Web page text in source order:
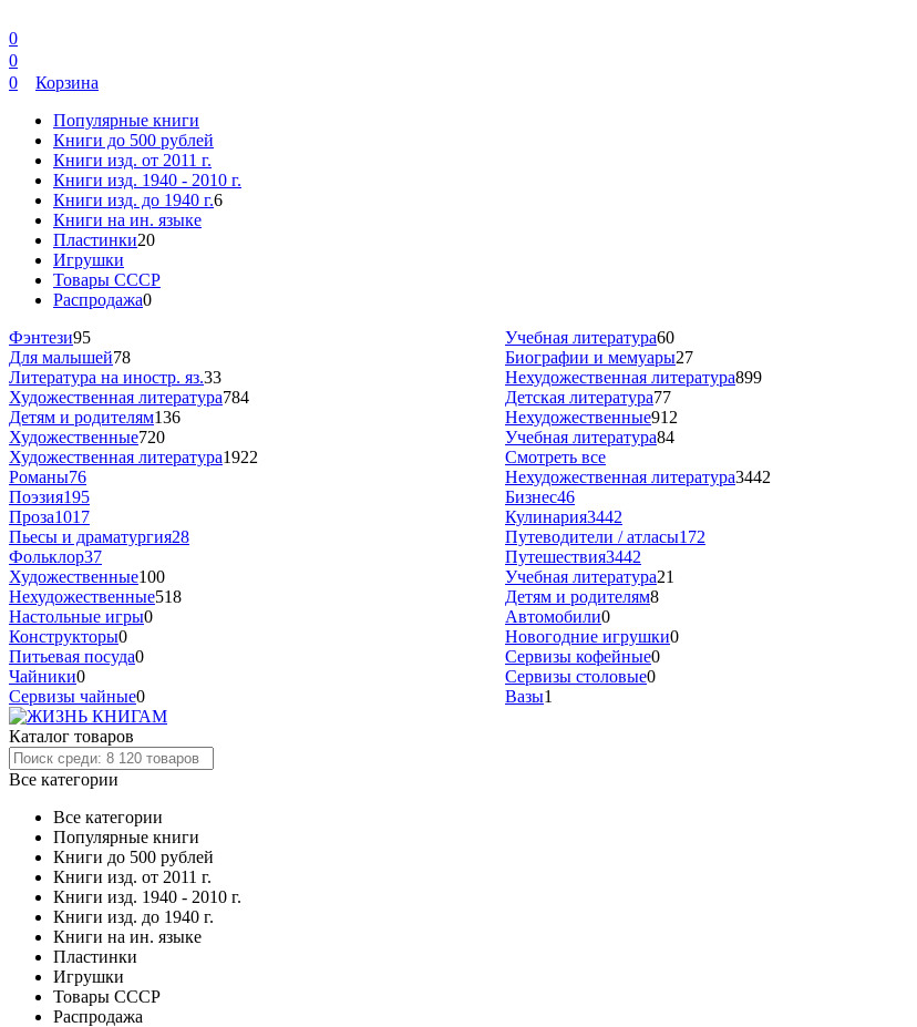
0
0
0
Корзина
Популярные книги
Книги до 500 рублей
Книги изд. от 2011 г.
Книги изд. 1940 - 2010 г.
Книги изд. до 1940 г.6
Книги на ин. языке
Пластинки20
Игрушки
Товары СССР
Распродажа0
Фэнтези95
Для малышей78
Учебная литература60
Биографии и мемуары27
Литература на иностр. яз.33
Художественная литература784
Нехудожественная литература899
Детская литература77
Детям и родителям136
Художественные720
Нехудожественные912
Учебная литература84
Художественная литература1922
Романы76
Поэзия195
Проза1017
Пьесы и драматургия28
Фольклор37
Смотреть все
Нехудожественная литература3442
Бизнес46
Кулинария3442
Путеводители / атласы172
Путешествия3442
Художественные100
Нехудожественные518
Учебная литература21
Детям и родителям8
Настольные игры0
Конструкторы0
Автомобили0
Новогодние игрушки0
Питьевая посуда0
Чайники0
Сервизы чайные0
Сервизы кофейные0
Сервизы столовые0
Вазы1
Каталог товаров
Все категории
Все категории
Популярные книги
Книги до 500 рублей
Книги изд. от 2011 г.
Книги изд. 1940 - 2010 г.
Книги изд. до 1940 г.
Книги на ин. языке
Пластинки
Игрушки
Товары СССР
Распродажа